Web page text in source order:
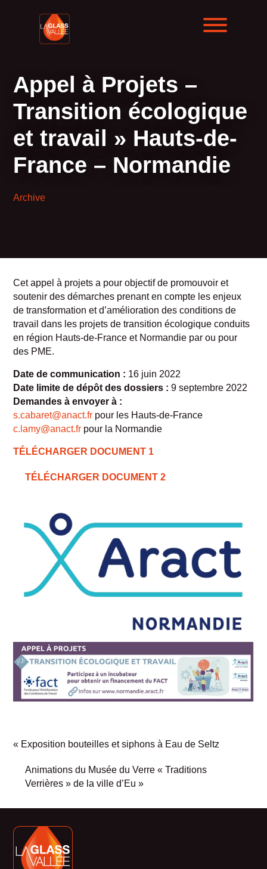
Appel à Projets –
Transition écologique
et travail » Hauts-de-
France – Normandie
Archive
Cet appel à projets a pour objectif de promouvoir et
soutenir des démarches prenant en compte les enjeux
de transformation et d’amélioration des conditions de
travail dans les projets de transition écologique conduits
en région Hauts-de-France et Normandie par ou pour
des PME.
Date de communication : 16 juin 2022
Date limite de dépôt des dossiers : 9 septembre 2022
Demandes à envoyer à :
s.cabaret@anact.fr pour les Hauts-de-France
c.lamy@anact.fr pour la Normandie
TÉLÉCHARGER DOCUMENT 1
TÉLÉCHARGER DOCUMENT 2
« Exposition bouteilles et siphons à Eau de Seltz
Animations du Musée du Verre « Traditions
Verrières » de la ville d’Eu »